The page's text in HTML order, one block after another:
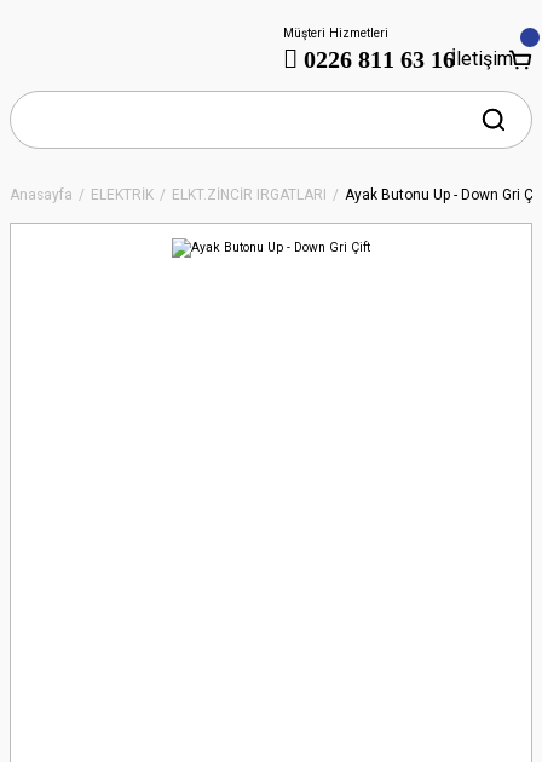
Müşteri Hizmetleri
0226 811 63 16İletişim
Anasayfa ELEKTRİK ELKT.ZİNCİR IRGATLARI Ayak Butonu Up - Down Gri